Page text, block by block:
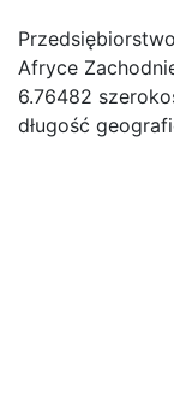
Afryce
6.76482
długość